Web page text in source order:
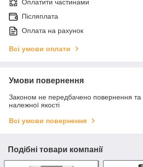
Оплатити частинами
Післяплата
Оплата на рахунок
Всі умови оплати
Умови повернення
Законом не передбачено повернення та
належної якості
Всі умови повернення
Подібні товари компанії